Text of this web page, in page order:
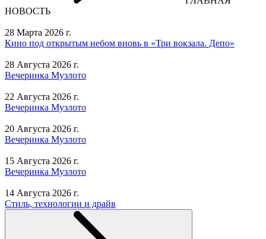
НОВОСТЬ
28 Марта 2026 г.
Кино под открытым небом вновь в «Три вокзала. Депо»
28 Августа 2026 г.
Вечеринка Музлото
22 Августа 2026 г.
Вечеринка Музлото
20 Августа 2026 г.
Вечеринка Музлото
15 Августа 2026 г.
Вечеринка Музлото
14 Августа 2026 г.
Стиль, технологии и драйв